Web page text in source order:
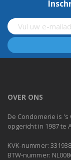
OVER ONS
De Condomerie is
opgericht in 1987 te
KVK-nummer:
BTW-nummer: